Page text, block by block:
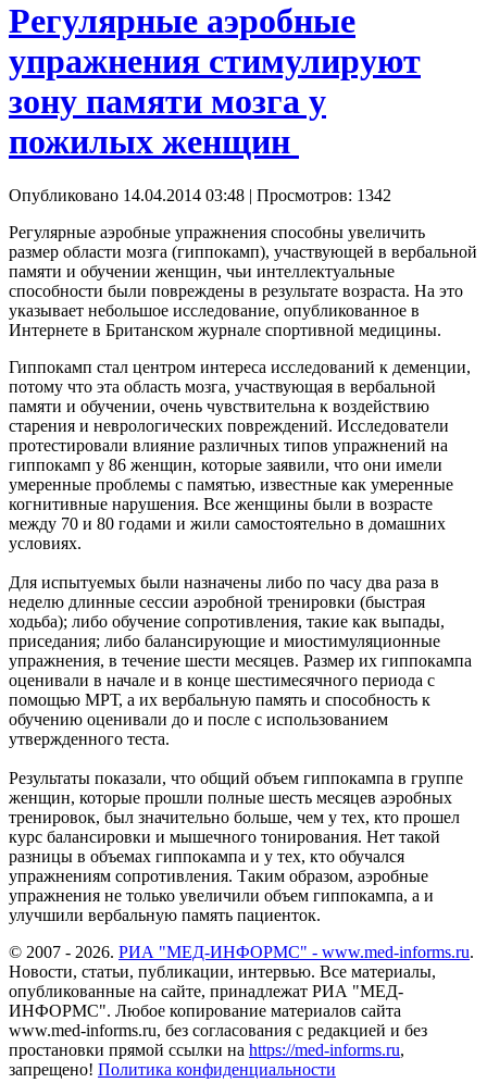
Регулярные аэробные
упражнения стимулируют
зону памяти мозга у
пожилых женщин
Опубликовано 14.04.2014 03:48 | Просмотров: 1342
Регулярные аэробные упражнения способны увеличить
размер области мозга (гиппокамп), участвующей в вербальной
памяти и обучении женщин, чьи интеллектуальные
способности были повреждены в результате возраста. На это
указывает небольшое исследование, опубликованное в
Интернете в Британском журнале спортивной медицины.
Гиппокамп стал центром интереса исследований к деменции,
потому что эта область мозга, участвующая в вербальной
памяти и обучении, очень чувствительна к воздействию
старения и неврологических повреждений. Исследователи
протестировали влияние различных типов упражнений на
гиппокамп у 86 женщин, которые заявили, что они имели
умеренные проблемы с памятью, известные как умеренные
когнитивные нарушения. Все женщины были в возрасте
между 70 и 80 годами и жили самостоятельно в домашних
условиях.
Для испытуемых были назначены либо по часу два раза в
неделю длинные сессии аэробной тренировки (быстрая
ходьба); либо обучение сопротивления, такие как выпады,
приседания; либо балансирующие и миостимуляционные
упражнения, в течение шести месяцев. Размер их гиппокампа
оценивали в начале и в конце шестимесячного периода с
помощью МРТ, а их вербальную память и способность к
обучению оценивали до и после с использованием
утвержденного теста.
Результаты показали, что общий объем гиппокампа в группе
женщин, которые прошли полные шесть месяцев аэробных
тренировок, был значительно больше, чем у тех, кто прошел
курс балансировки и мышечного тонирования. Нет такой
разницы в объемах гиппокампа и у тех, кто обучался
упражнениям сопротивления. Таким образом, аэробные
упражнения не только увеличили объем гиппокампа, а и
улучшили вербальную память пациенток.
© 2007 - 2026. РИА "МЕД-ИНФОРМС" - www.med-informs.ru.
Новости, статьи, публикации, интервью. Все материалы,
опубликованные на сайте, принадлежат РИА "МЕД-
ИНФОРМС". Любое копирование материалов сайта
www.med-informs.ru, без согласования с редакцией и без
простановки прямой ссылки на https://med-informs.ru,
запрещено! Политика конфиденциальности